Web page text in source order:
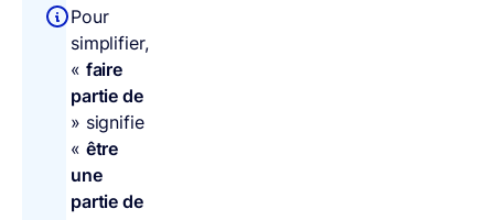
Pour
simplifier,
« faire
partie de
» signifie
« être
une
partie de